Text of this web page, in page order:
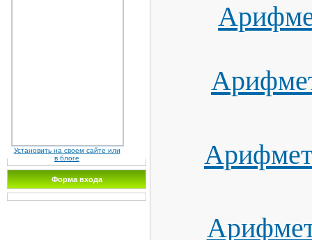
Установить на своем сайте или
в блоге
Форма входа